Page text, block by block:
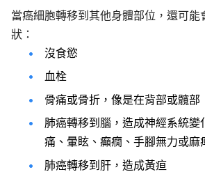
當癌細胞轉移到其他身體部位，還可能
狀：
沒食慾
血栓
骨痛或骨折，像是在背部或髖部
肺癌轉移到腦，造成神經系統變
痛、暈眩、癲癇、手腳無力或麻
肺癌轉移到肝，造成黃疸